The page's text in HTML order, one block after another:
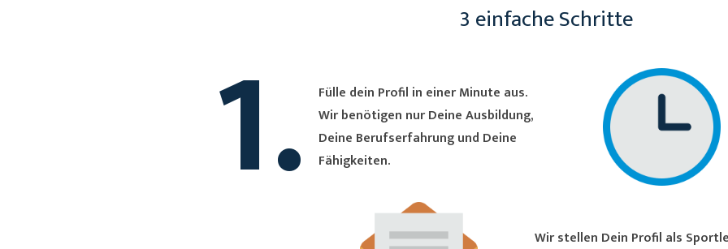
3 einfache Schritte
1.
Fülle dein Profil in einer Minute aus.
Wir benötigen nur Deine Ausbildung,
Deine Berufserfahrung und Deine
Fähigkeiten.
Wir stellen Dein Profil als Sportler/in